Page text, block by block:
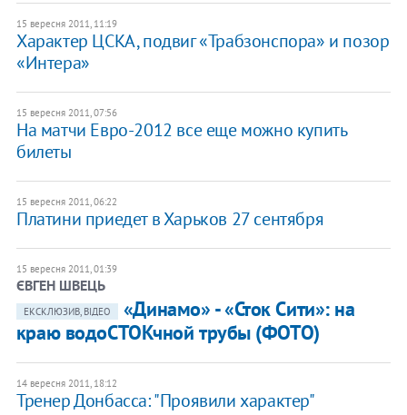
15 вересня 2011, 11:19
Характер ЦСКА, подвиг «Трабзонспора» и позор
«Интера»
15 вересня 2011, 07:56
На матчи Евро-2012 все еще можно купить
билеты
15 вересня 2011, 06:22
Платини приедет в Харьков 27 сентября
15 вересня 2011, 01:39
ЄВГЕН ШВЕЦЬ
ЕКСКЛЮЗИВ, ВІДЕО
«Динамо» - «Сток Сити»: на
краю водоСТОКчной трубы (ФОТО)
14 вересня 2011, 18:12
Тренер Донбасса: "Проявили характер"